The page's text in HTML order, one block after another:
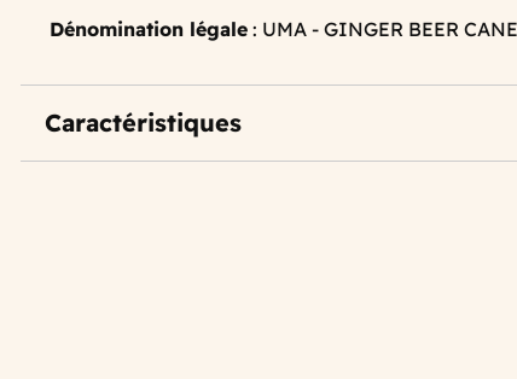
Dénomination légale : UMA - GINGER BEER
Caractéristiques